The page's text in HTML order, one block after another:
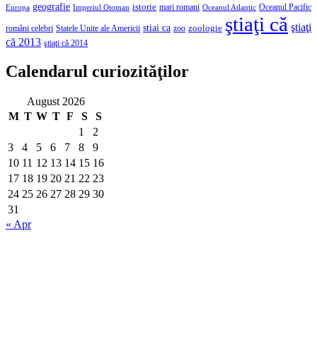
Europa geografie Imperiul Otoman istorie mari romani Oceanul Atlantic Oceanul Pacific
români celebri Statele Unite ale Americii stiai ca zoo zoologie ştiaţi că ştiaţi
că 2013 ştiaţi că 2014
Calendarul curiozităţilor
August 2026
M T W T F S
S
1
2
3
4 5 6 7 8
9
10 11 12 13 14 15 16
17 18 19 20 21 22 23
24 25 26 27 28 29 30
31
« Apr